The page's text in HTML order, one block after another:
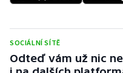
Motorsport
Olympijské hry
Parasport
SOCIÁLNÍ SÍTĚ
Odteď vám už nic